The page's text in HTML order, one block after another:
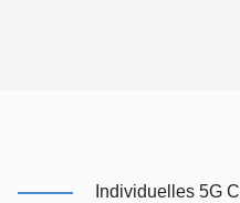
Individuelles 5G